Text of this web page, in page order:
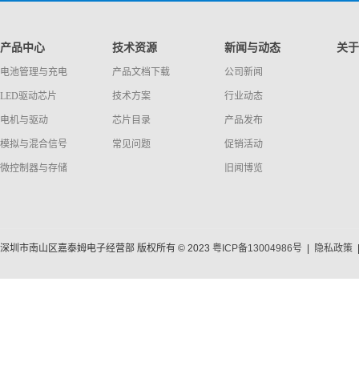
产品中心
电池管理与充电
LED驱动芯片
电机与驱动
模拟与混合信号
微控制器与存储
技术资源
产品文档下载
技术方案
芯片目录
常见问题
新闻与动态
公司新闻
行业动态
产品发布
促销活动
旧闻博览
关
深圳市南山区嘉泰姆电子经营部 版权所有 © 2023 粤ICP备13004986号 隐私政策